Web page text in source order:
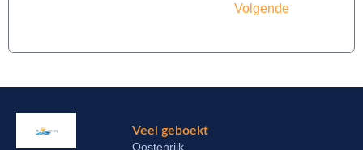
Volgende
Veel geboekt
Oostenrijk